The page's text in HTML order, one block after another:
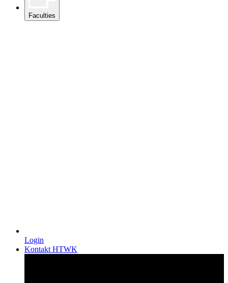
Faculties
Login
Kontakt HTWK